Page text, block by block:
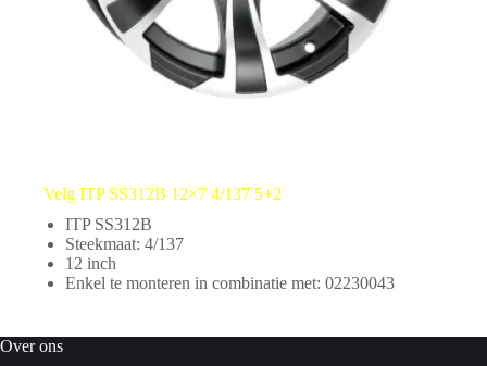
Velg ITP SS312B 12×7 4/137 5+2
ITP SS312B
Steekmaat: 4/137
12 inch
Enkel te monteren in combinatie met: 02230043
Over ons